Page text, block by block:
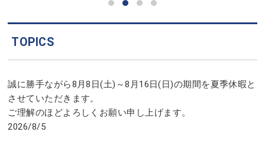
TOPICS
誠に勝手ながら8月8日(土)～8月16日(日)の期間を夏季休暇と
させていただきます。
ご理解のほどよろしくお願い申し上げます。
2026/8/5